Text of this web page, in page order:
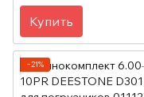
Купить
−21%